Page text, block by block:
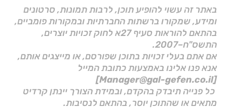
באתר זה עשוי להופיע תוכן, לרבות תמונות, סרטונים
ומידע, שמקורו ברשתות החברתיות ובמקורות פומביים,
בהתאם להוראות סעיף 27א לחוק זכויות יוצרים,
התשס"ח–2007.
אם אתם בעלי זכויות בתוכן שפורסם, או מייצגים אותם,
אנא פנו אלינו באמצעות כתובת המייל
[Manager@gal-gefen.co.il]
כל פנייה תיבדק בהקדם, ובמידת הצורך יינתן קרדיט
מתאים או שהתוכן יוסר, בהתאם לנסיבות.